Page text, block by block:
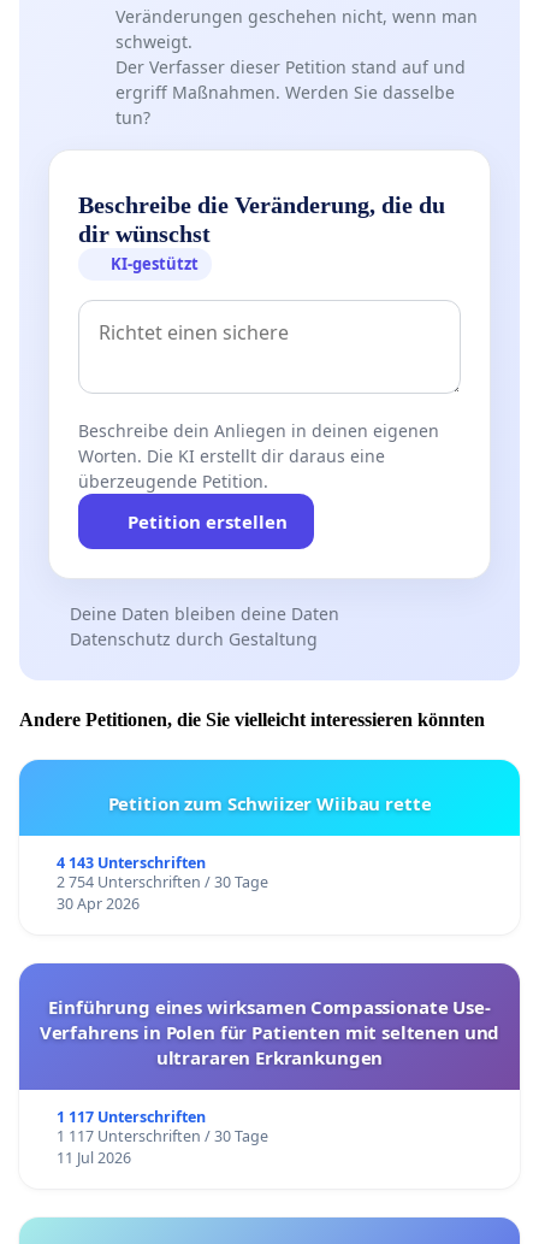
Veränderungen geschehen nicht, wenn man
schweigt.
Der Verfasser dieser Petition stand auf und
ergriff Maßnahmen. Werden Sie dasselbe
tun?
Beschreibe die Veränderung, die du
dir wünschst
KI-gestützt
Beschreibe dein Anliegen in deinen eigenen
Worten. Die KI erstellt dir daraus eine
überzeugende Petition.
Petition erstellen
Deine Daten bleiben deine Daten
Datenschutz durch Gestaltung
Andere Petitionen, die Sie vielleicht interessieren könnten
Petition zum Schwiizer Wiibau rette
4 143 Unterschriften
2 754 Unterschriften / 30 Tage
30 Apr 2026
Einführung eines wirksamen Compassionate Use-
Verfahrens in Polen für Patienten mit seltenen und
ultrararen Erkrankungen
1 117 Unterschriften
1 117 Unterschriften / 30 Tage
11 Jul 2026